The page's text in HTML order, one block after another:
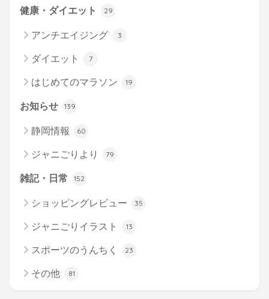
健康・ダイエット 29
アンチエイジング 3
ダイエット 7
はじめてのマラソン 19
お知らせ 139
静岡情報 60
ジャニごりより 79
雑記・日常 152
ショッピングレビュー 35
ジャニごりイラスト 13
スポーツのうんちく 23
その他 81